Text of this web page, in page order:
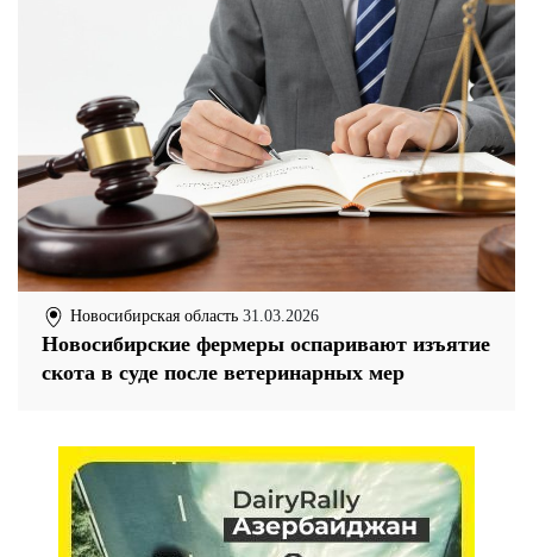
Новосибирская область 31.03.2026
Новосибирские фермеры оспаривают изъятие
скота в суде после ветеринарных мер